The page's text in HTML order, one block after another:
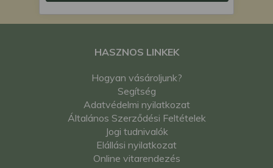
HASZNOS LINKEK
Hogyan vásároljunk?
Segítség
Adatvédelmi nyilatkozat
Általános Szerződési Feltételek
Jogi tudnivalók
Elállási nyilatkozat
Online vitarendezés